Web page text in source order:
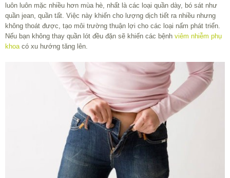
luôn luôn mặc nhiều hơn mùa hè, nhất là các loại quần dày, bó sát như
quần jean, quần tất. Việc này khiến cho lượng dịch tiết ra nhiều nhưng
không thoát được, tạo môi trường thuận lợi cho các loại nấm phát triển.
Nếu bạn không thay quần lót đều đặn sẽ khiến các bệnh viêm nhiễm phụ
khoacó xu hướng tăng lên.